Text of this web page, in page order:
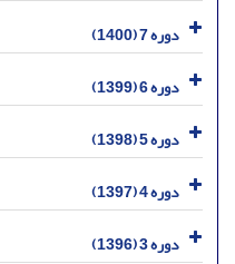
دوره 7 (1400)
دوره 6 (1399)
دوره 5 (1398)
دوره 4 (1397)
دوره 3 (1396)